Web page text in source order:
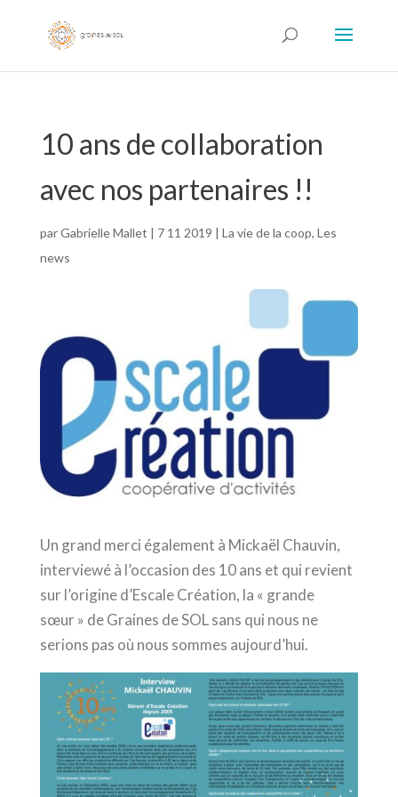
10 ans de collaboration
avec nos partenaires !!
parGabrielle Mallet | 7 11 2019 | La vie de la coop, Les
news
Un grand merci également à Mickaël Chauvin,
interviewé à l’occasion des 10 ans et qui revient
sur l’origine d’Escale Création, la « grande
sœur » de Graines de SOL sans qui nous ne
serions pas où nous sommes aujourd’hui.